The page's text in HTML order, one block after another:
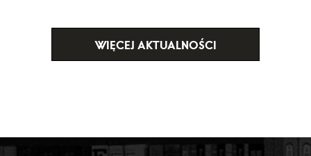
WIĘCEJ AKTUALNOŚCI